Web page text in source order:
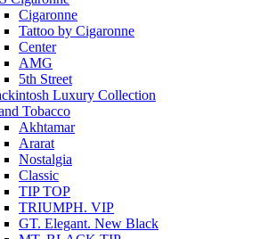
Сigaronne
Tattoo by Cigaronne
Center
AMG
5th Street
Luxury Collection
Tobacco
Akhtamar
Ararat
Nostalgia
Classic
TIP TOP
TRIUMPH. VIP
GT. Elegant. New Black